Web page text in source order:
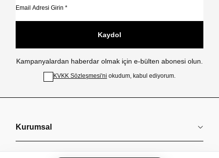
Kaydol
Kampanyalardan haberdar olmak için e-bülten abonesi olun.
KVKK Sözleşmesi'ni okudum, kabul ediyorum.
Kurumsal